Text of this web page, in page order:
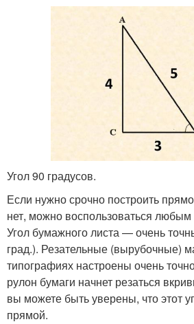
Угол 90 градусов.
Если нужно срочно построить
нет, можно воспользоваться
Угол бумажного листа — очень
град.). Резательные (вырубочные)
типографиях настроены очень
рулон бумаги начнет резаться
вы можете быть уверены, что этот
прямой.